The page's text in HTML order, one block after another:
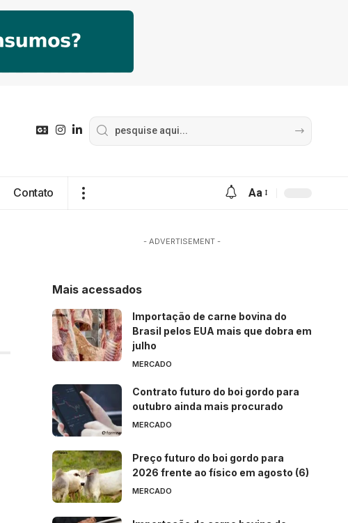
Contato Aa
- ADVERTISEMENT -
Mais acessados
Importação de carne bovina do
Brasil pelos EUA mais que dobra em
julho
MERCADO
Contrato futuro do boi gordo para
outubro ainda mais procurado
MERCADO
Preço futuro do boi gordo para
2026 frente ao físico em agosto (6)
MERCADO